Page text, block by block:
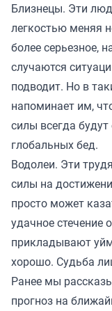
Близнецы. Эти
легкостью меняя
более серьезное,
случаются
подводит. Но в
напоминает им,
силы всегда будут
глобальных бед.
Водолеи. Эти
силы на
просто может
удачное стечение
прикладывают
хорошо. Судьба
Ранее мы
прогноз на